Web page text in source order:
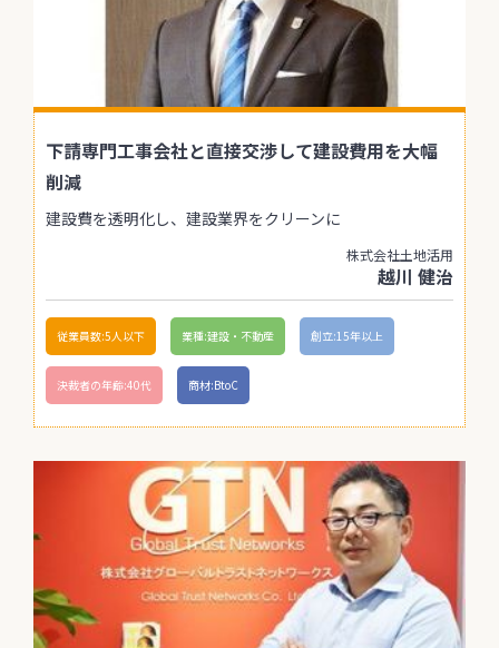
下請専門工事会社と直接交渉して建設費用を大幅
削減
建設費を透明化し、建設業界をクリーンに
株式会社土地活用
越川 健治
従業員数:5人以下 業種:建設・不動産 創立:15年以上
決裁者の年齢:40代 商材:BtoC